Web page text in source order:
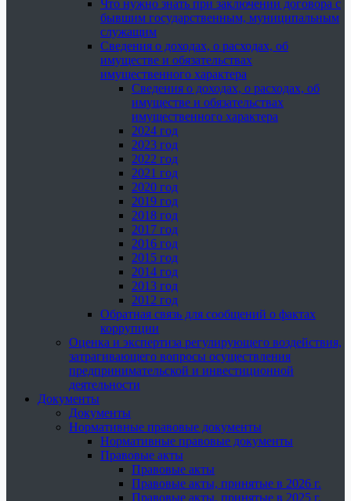
Что нужно знать при заключении договора с
бывшим государственным, муниципальным
служащим
Сведения о доходах, о расходах, об
имуществе и обязательствах
имущественного характера
Сведения о доходах, о расходах, об
имуществе и обязательствах
имущественного характера
2024 год
2023 год
2022 год
2021 год
2020 год
2019 год
2018 год
2017 год
2016 год
2015 год
2014 год
2013 год
2012 год
Обратная связь для сообщений о фактах
коррупции
Оценка и экспертиза регулирующего воздействия,
затрагивающего вопросы осуществления
предпринимательской и инвестиционной
деятельности
Документы
Документы
Нормативные правовые документы
Нормативные правовые документы
Правовые акты
Правовые акты
Правовые акты, принятые в 2026 г.
Правовые акты, принятые в 2025 г.